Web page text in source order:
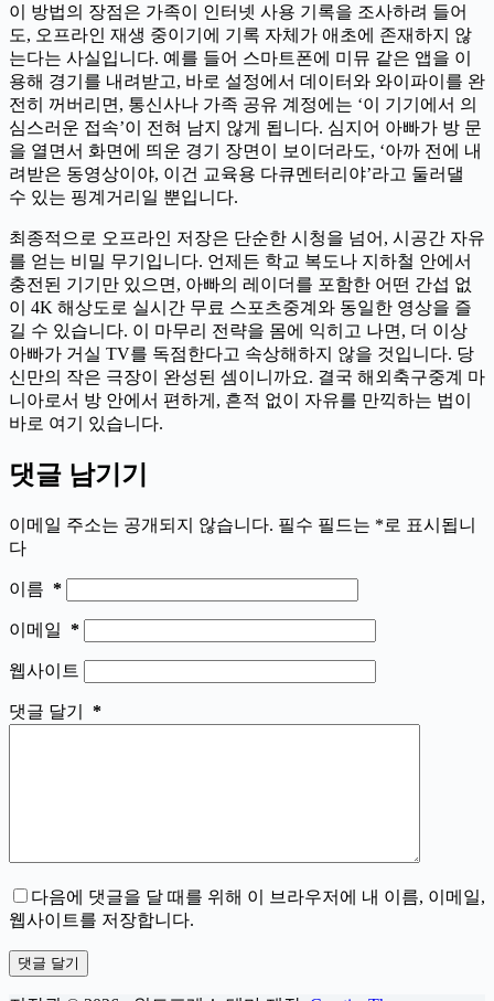
이 방법의 장점은 가족이 인터넷 사용 기록을 조사하려 들어
도, 오프라인 재생 중이기에 기록 자체가 애초에 존재하지 않
는다는 사실입니다. 예를 들어 스마트폰에 미뮤 같은 앱을 이
용해 경기를 내려받고, 바로 설정에서 데이터와 와이파이를 완
전히 꺼버리면, 통신사나 가족 공유 계정에는 ‘이 기기에서 의
심스러운 접속’이 전혀 남지 않게 됩니다. 심지어 아빠가 방 문
을 열면서 화면에 띄운 경기 장면이 보이더라도, ‘아까 전에 내
려받은 동영상이야, 이건 교육용 다큐멘터리야’라고 둘러댈
수 있는 핑계거리일 뿐입니다.
최종적으로 오프라인 저장은 단순한 시청을 넘어, 시공간 자유
를 얻는 비밀 무기입니다. 언제든 학교 복도나 지하철 안에서
충전된 기기만 있으면, 아빠의 레이더를 포함한 어떤 간섭 없
이 4K 해상도로 실시간 무료 스포츠중계와 동일한 영상을 즐
길 수 있습니다. 이 마무리 전략을 몸에 익히고 나면, 더 이상
아빠가 거실 TV를 독점한다고 속상해하지 않을 것입니다. 당
신만의 작은 극장이 완성된 셈이니까요. 결국 해외축구중계 마
니아로서 방 안에서 편하게, 흔적 없이 자유를 만끽하는 법이
바로 여기 있습니다.
댓글 남기기
이메일 주소는 공개되지 않습니다. 필수 필드는 *로 표시됩니
다
이름 *
이메일 *
웹사이트
댓글 달기 *
다음에 댓글을 달 때를 위해 이 브라우저에 내 이름, 이메일,
웹사이트를 저장합니다.
댓글 달기